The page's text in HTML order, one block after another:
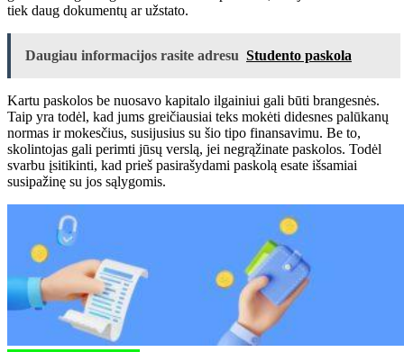
tiek daug dokumentų ar užstato.
Daugiau informacijos rasite adresu Studento paskola
Kartu paskolos be nuosavo kapitalo ilgainiui gali būti brangesnės.
Taip yra todėl, kad jums greičiausiai teks mokėti didesnes palūkanų
normas ir mokesčius, susijusius su šio tipo finansavimu. Be to,
skolintojas gali perimti jūsų verslą, jei negrąžinate paskolos. Todėl
svarbu įsitikinti, kad prieš pasirašydami paskolą esate išsamiai
susipažinę su jos sąlygomis.